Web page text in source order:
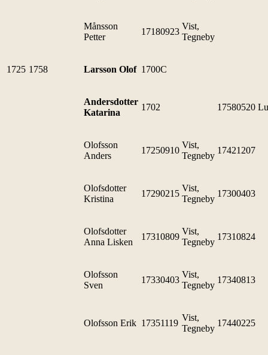
Månsson
Petter
17180923
Vist,
Tegneby
1725 1758 Larsson Olof 1700C
Andersdotter
Katarina
1702 17580520
Olofsson
Anders
17250910
Vist,
Tegneby
17421207
Olofsdotter
Kristina
17290215
Vist,
Tegneby
17300403
Olofsdotter
Anna Lisken
17310809
Vist,
Tegneby
17310824
Olofsson
Sven
17330403
Vist,
Tegneby
17340813
Olofsson Erik 17351119
Vist,
Tegneby
17440225